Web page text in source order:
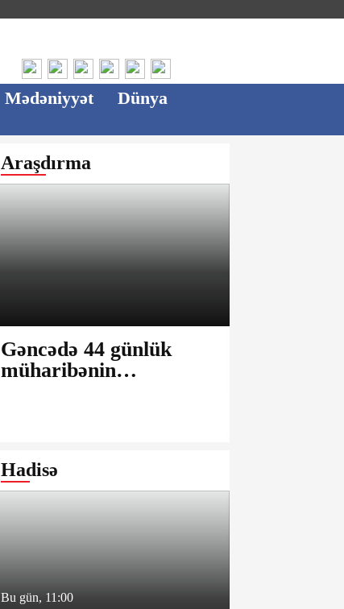
Mədəniyyət
Dünya
Araşdırma
Gəncədə 44 günlük
müharibənin
Arxitektura Komitəsi -
SAKİNLƏRDƏN
Hadisə
Bu gün, 11:00